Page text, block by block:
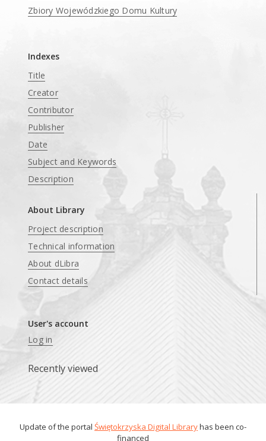
Zbiory Wojewódzkiego Domu Kultury
Indexes
Title
Creator
Contributor
Publisher
Date
Subject and Keywords
Description
About Library
Project description
Technical information
About dLibra
Contact details
User's account
Log in
Recently viewed
Update of the portal Świętokrzyska Digital Libraryhas been co-
financed